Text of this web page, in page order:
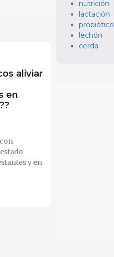
aliviar
en
y en
nutrición
lactación
probiótico
lechón
cerda